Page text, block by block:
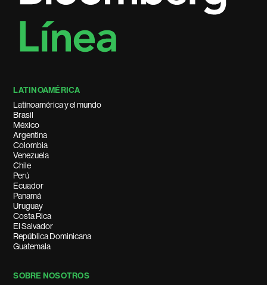
LATINOAMÉRICA
Latinoamérica y el mundo
Brasil
México
Argentina
Colombia
Venezuela
Chile
Perú
Ecuador
Panamá
Uruguay
Costa Rica
El Salvador
República Dominicana
Guatemala
SOBRE NOSOTROS